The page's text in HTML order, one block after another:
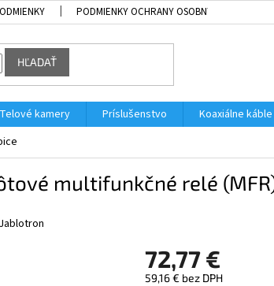
PODMIENKY OCHRANY OSOBNÝCH ÚDAJOV
HĽADAŤ
Telové kamery Príslušenstvo Koaxiálne
multifunkčné relé
Jablotron
72,77 €
59,16 € bez DPH